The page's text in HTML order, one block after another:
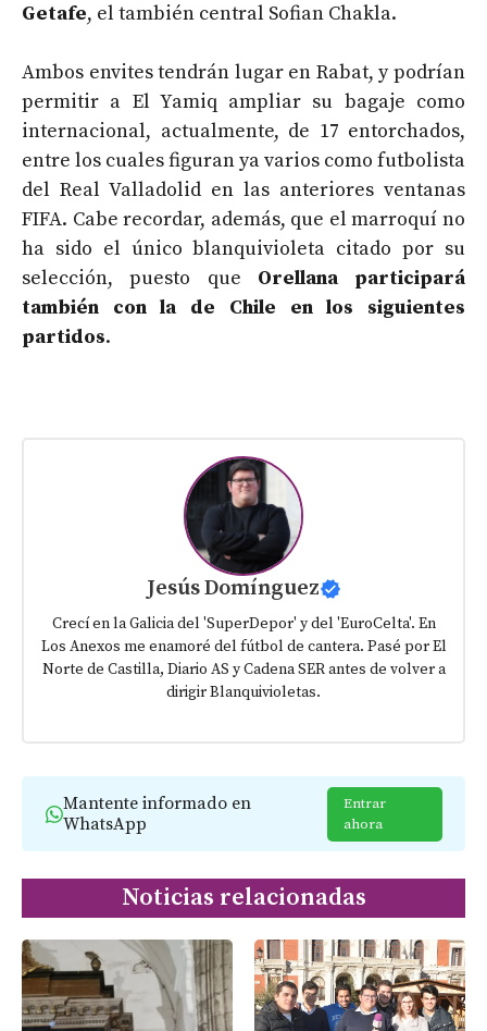
Getafe, el también central Sofian Chakla.
Ambos envites tendrán lugar en Rabat, y podrían
permitir a El Yamiq ampliar su bagaje como
internacional, actualmente, de 17 entorchados,
entre los cuales figuran ya varios como futbolista
del Real Valladolid en las anteriores ventanas
FIFA. Cabe recordar, además, que el marroquí no
ha sido el único blanquivioleta citado por su
selección, puesto que Orellana participará
también con la de Chile en los siguientes
partidos.
Jesús Domínguez
Crecí en la Galicia del 'SuperDepor' y del 'EuroCelta'. En
Los Anexos me enamoré del fútbol de cantera. Pasé por El
Norte de Castilla, Diario AS y Cadena SER antes de volver a
dirigir Blanquivioletas.
Mantente informado en
WhatsApp
Entrar
ahora
Noticias relacionadas